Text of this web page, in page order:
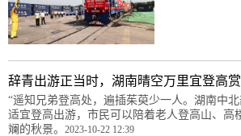
辞青出游正当时，湖南晴空万里宜登高
“遥知兄弟登高处，遍插茱萸少一人。湖南中
适宜登高出游，市民可以陪着老人登高山、高
斓的秋景。 2023-10-22 12:39